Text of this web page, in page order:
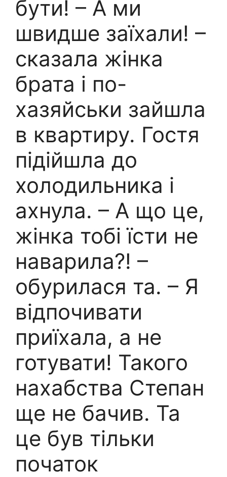
бути! – А ми
швидше заїхали! –
сказала жінка
брата і по-
хазяйськи зайшла
в квартиру. Гостя
підійшла до
холодильника і
ахнула. – А що це,
жінка тобі їсти не
наварила?! –
обурилася та. – Я
відпочивати
приїхала, а не
готувати! Такого
нахабства Степан
ще не бачив. Та
це був тільки
початок